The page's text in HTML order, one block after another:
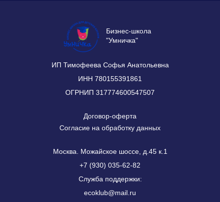
ИП Тимофеева Софья Анатольевна
ИНН 780155391861
ОГРНИП 317774600547507
Москва. Можайское шоссе, д.45 к.1
+7 (930) 035-62-82
Служба поддержки:
ecoklub@mail.ru
Договор-оферта
Согласие на обработку данных
Бизнес-школа
"Умничка"